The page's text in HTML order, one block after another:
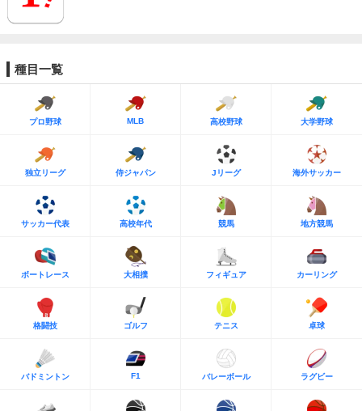
種目一覧
プロ野球 MLB 高校野球 大学野球
独立リーグ 侍ジャパン Jリーグ 海外サッカー
サッカー代表 高校年代 競馬 地方競馬
ボートレース 大相撲 フィギュア カーリング
格闘技 ゴルフ テニス 卓球
バドミントン F1 バレーボール ラグビー